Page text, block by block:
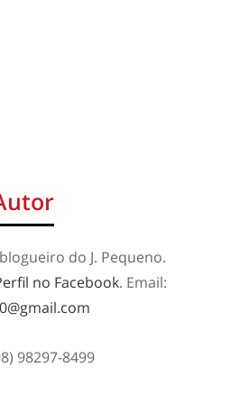
do J. Pequeno.
no Facebook. Email:
98297-8499